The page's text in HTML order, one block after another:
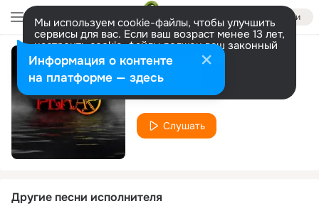
Войти
Мы используем cookie-файлы, чтобы улучшить
сервисы для вас. Если ваш возраст менее 13 лет,
настроить cookie-файлы должен ваш законный
представитель. Больше информации
Разрешить все Настроить
Останемся здесь
Река
Слушать
Другие песни исполнителя
Информация о контенте
на платформе — здесь